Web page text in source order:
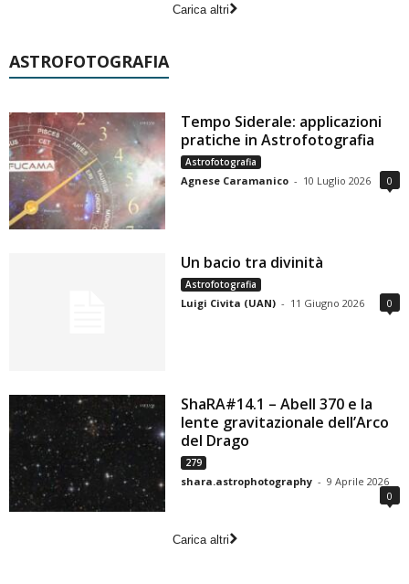
Carica altri
ASTROFOTOGRAFIA
Tempo Siderale: applicazioni
pratiche in Astrofotografia
Astrofotografia
Agnese Caramanico - 10 Luglio 2026 0
Un bacio tra divinità
Astrofotografia
Luigi Civita (UAN) - 11 Giugno 2026 0
ShaRA#14.1 – Abell 370 e la
lente gravitazionale dell’Arco
del Drago
279
shara.astrophotography - 9 Aprile 2026
0
Carica altri